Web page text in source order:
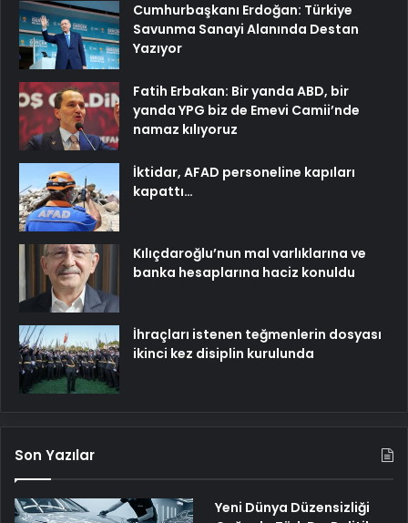
Cumhurbaşkanı Erdoğan: Türkiye
Savunma Sanayi Alanında Destan
Yazıyor
Fatih Erbakan: Bir yanda ABD, bir
yanda YPG biz de Emevi Camii’nde
namaz kılıyoruz
İktidar, AFAD personeline kapıları
kapattı…
Kılıçdaroğlu’nun mal varlıklarına ve
banka hesaplarına haciz konuldu
İhraçları istenen teğmenlerin dosyası
ikinci kez disiplin kurulunda
Son Yazılar
Yeni Dünya Düzensizliği